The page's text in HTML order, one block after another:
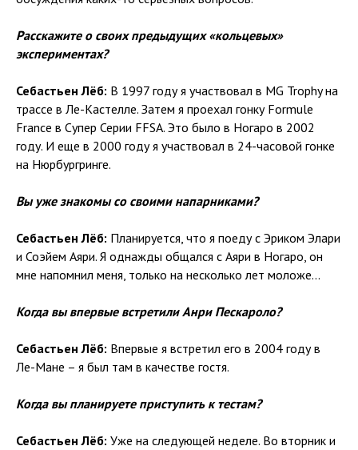
Расскажите о своих предыдущих «кольцевых»
экспериментах?
Себастьен Лёб: В 1997 году я участвовал в MG Trophy на
трассе в Ле-Кастелле. Затем я проехал гонку Formule
France в Супер Серии FFSA. Это было в Ногаро в 2002
году. И еще в 2000 году я участвовал в 24-часовой гонке
на Нюрбургринге.
Вы уже знакомы со своими напарниками?
Себастьен Лёб: Планируется, что я поеду с Эриком Элари
и Соэйем Аяри. Я однажды общался с Аяри в Ногаро, он
мне напомнил меня, только на несколько лет моложе...
Когда вы впервые встретили Анри Пескароло?
Себастьен Лёб: Впервые я встретил его в 2004 году в
Ле-Мане – я был там в качестве гостя.
Когда вы планируете приступить к тестам?
Себастьен Лёб: Уже на следующей неделе. Во вторник и